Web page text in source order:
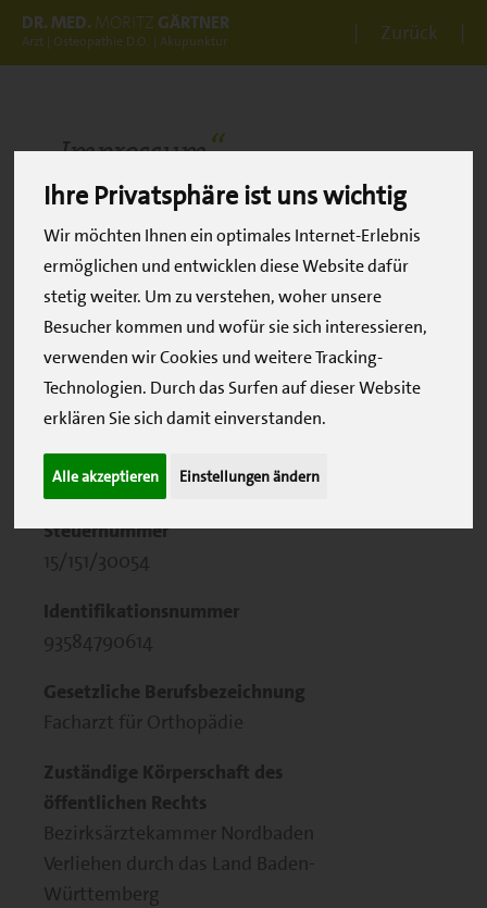
Ihre Privatsphäre ist uns wichtig
Wir möchten Ihnen ein optimales Internet-Erlebnis
ermöglichen und entwicklen diese Website dafür
stetig weiter. Um zu verstehen, woher unsere
Besucher kommen und wofür sie sich interessieren,
verwenden wir Cookies und weitere Tracking-
Technologien. Durch das Surfen auf dieser Website
erklären Sie sich damit einverstanden.
Alle akzeptieren Einstellungen ändern
Zurück
DR. MED.MORITZ GÄRTNER
Arzt | Osteopathie D.O. | Akupunktur
Impressum
Angaben gemäß § 5 TMG
Dr. med. Alexander Schmitt
Privatpraxis für Orthopädie,
Chirotherapie und Osteopathie
P5, 7 | 68161 Mannheim
Kontakt
Telefon (0621) 15 04 63 90
Telefax (0621) 15 04 63 99
E-Mail info@p57-orthopaedie.de
Steuernummer
15/151/30054
Identifikationsnummer
93584790614
Gesetzliche Berufsbezeichnung
Facharzt für Orthopädie
Zuständige Körperschaft des
öffentlichen Rechts
Bezirksärztekammer Nordbaden
Verliehen durch das Land Baden-
Württemberg